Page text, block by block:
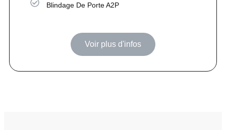
Blindage De Porte A2P
Voir plus d'infos